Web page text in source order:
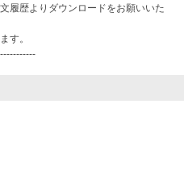
履歴よりダウンロードをお願いいた
す。